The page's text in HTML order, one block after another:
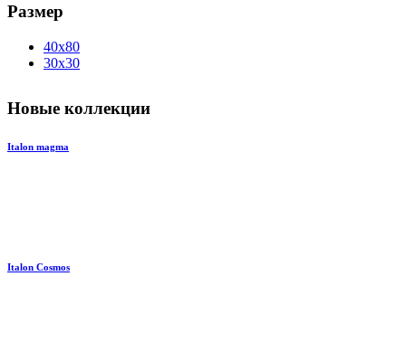
Размер
40x80
30x30
Новые коллекции
Italon magma
Italon Cosmos